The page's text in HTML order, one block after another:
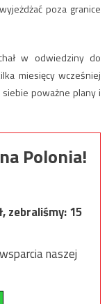
poza granice
w odwiedziny do
miesięcy wcześniej
poważne plany i
Polonia!
zebraliśmy:15
naszej